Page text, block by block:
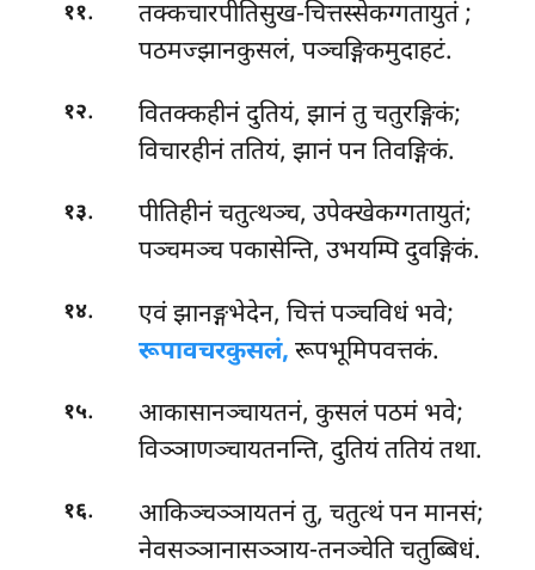
११. तक्कचारपीतिसुख-चित्तस्सेकग्गतायुतं;
पठमज्झानकुसलं, पञ्चङ्गिकमुदाहटं.
१२.
वितक्कहीनं दुतियं, झानं तु चतुरङ्गिकं;
विचारहीनं ततियं, झानं पन तिवङ्गिकं.
१३.
पीतिहीनं चतुत्थञ्च, उपेक्खेकग्गतायुतं;
पञ्चमञ्च पकासेन्ति, उभयम्पि दुवङ्गिकं.
१४.
एवं झानङ्गभेदेन, चित्तं पञ्चविधं भवे;
रूपावचरकुसलं, रूपभूमिपवत्तकं.
१५.
आकासानञ्चायतनं, कुसलं पठमं भवे;
विञ्ञाणञ्चायतनन्ति, दुतियं ततियं तथा.
१६.
आकिञ्चञ्ञायतनं तु, चतुत्थं पन मानसं;
नेवसञ्ञानासञ्ञाय-तनञ्चेति चतुब्बिधं.